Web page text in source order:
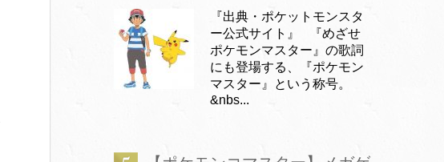
『出典・ポケットモンスタ
ー公式サイト』 『めざせ
ポケモンマスター』の歌詞
にも登場する、『ポケモン
マスター』という称号。
&nbs...